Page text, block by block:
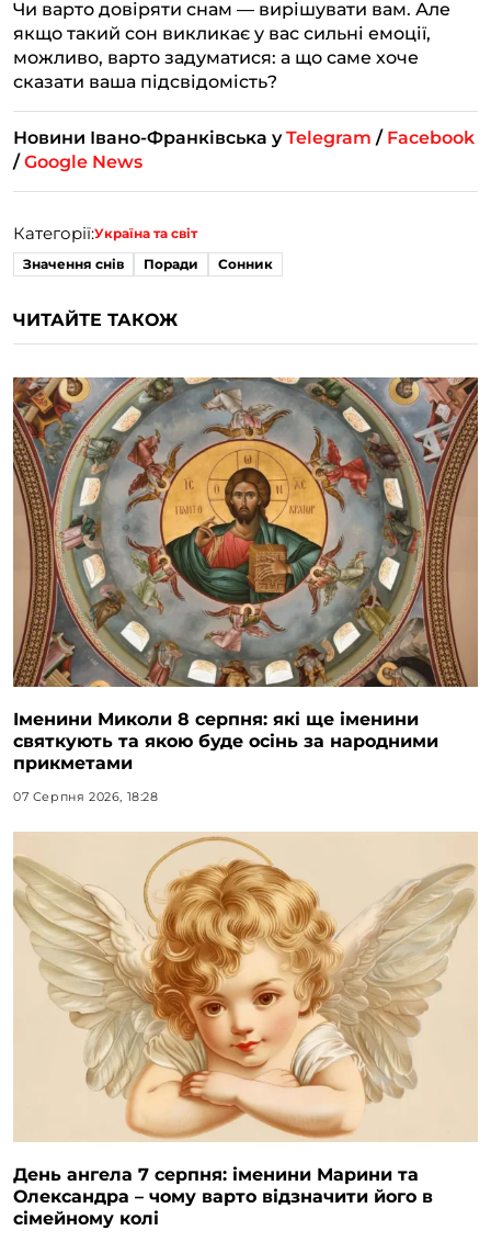
Чи варто довіряти снам — вирішувати вам. Але
якщо такий сон викликає у вас сильні емоції,
можливо, варто задуматися: а що саме хоче
сказати ваша підсвідомість?
Новини Івано-Франківська уTelegram / Facebook
/Google News
Категорії:Україна та світ
Значення снів
Поради Сонник
ЧИТАЙТЕ ТАКОЖ
Іменини Миколи 8 серпня: які ще іменини
святкують та якою буде осінь за народними
прикметами
07 Серпня 2026, 18:28
День ангела 7 серпня: іменини Марини та
Олександра – чому варто відзначити його в
сімейному колі